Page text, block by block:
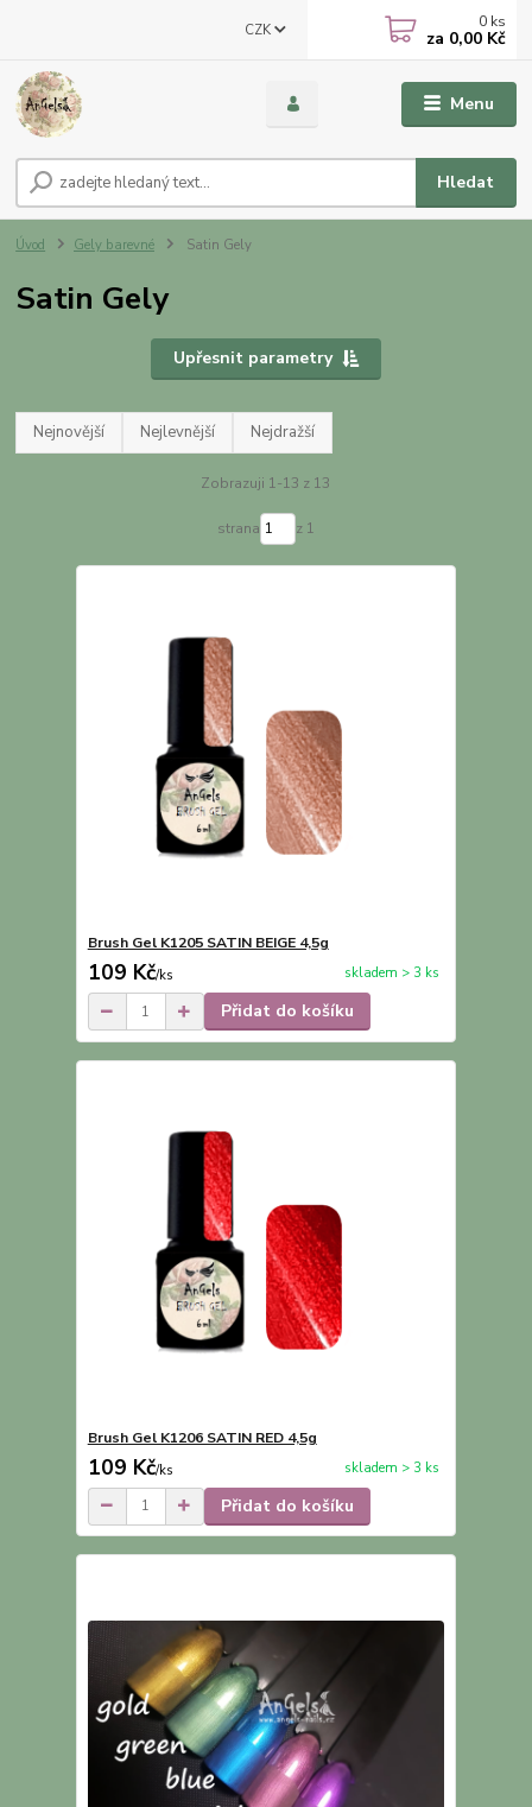
Menu
CZK
Hledat
0 ks
za 0,00 Kč
Úvod Gely barevné Satin Gely
Satin Gely
Upřesnit parametry
Nejnovější Nejlevnější Nejdražší
Zobrazuji 1-13 z 13
strana z 1
Brush Gel K1205 SATIN BEIGE 4,5g
109 Kč/ks skladem > 3 ks
Přidat do košíku
Brush Gel K1206 SATIN RED 4,5g
109 Kč/ks skladem > 3 ks
Přidat do košíku